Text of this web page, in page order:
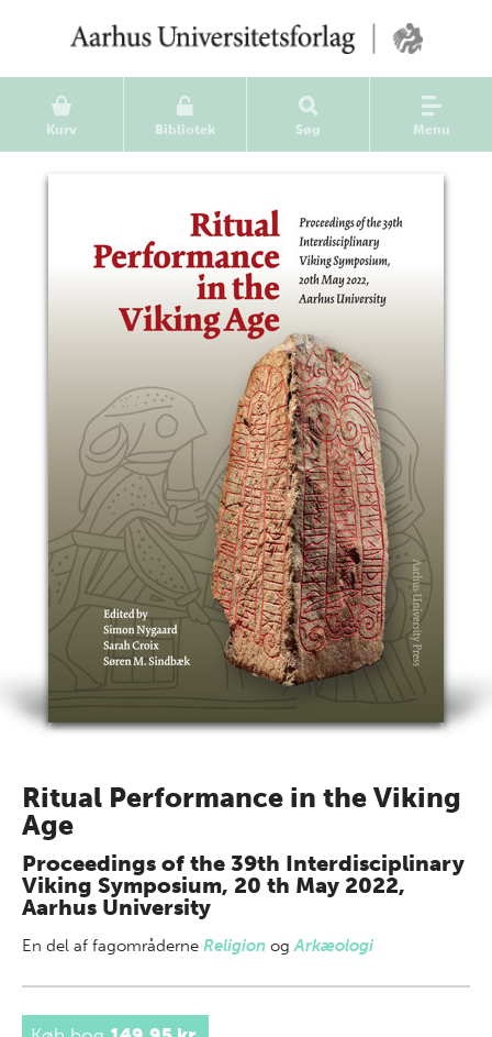
Kurv Bibliotek Søg Menu
Ritual Performance in the Viking
Age
Proceedings of the 39th Interdisciplinary
Viking Symposium, 20 th May 2022,
Aarhus University
En del af fagområderne Religion ogArkæologi